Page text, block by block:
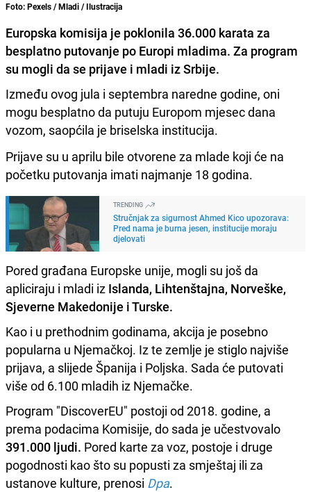
Foto: Pexels / Mladi / Ilustracija
Europska komisija je poklonila 36.000 karata za
besplatno putovanje po Europi mladima. Za program
su mogli da se prijave i mladi iz Srbije.
Između ovog jula i septembra naredne godine, oni
mogu besplatno da putuju Europom mjesec dana
vozom, saopćila je briselska institucija.
Prijave su u aprilu bile otvorene za mlade koji će na
početku putovanja imati najmanje 18 godina.
TRENDING
Stručnjak za sigurnost Ahmed Kico upozorava:
Pred nama je burna jesen, institucije moraju
djelovati
Pored građana Europske unije, mogli su još da
apliciraju i mladi iz Islanda, Lihtenštajna, Norveške,
Sjeverne Makedonije i Turske.
Kao i u prethodnim godinama, akcija je posebno
popularna u Njemačkoj. Iz te zemlje je stiglo najviše
prijava, a slijede Španija i Poljska. Sada će putovati
više od 6.100 mladih iz Njemačke.
Program "DiscoverEU" postoji od 2018. godine, a
prema podacima Komisije, do sada je učestvovalo
391.000 ljudi. Pored karte za voz, postoje i druge
pogodnosti kao što su popusti za smještaj ili za
ustanove kulture, prenosi Dpa.